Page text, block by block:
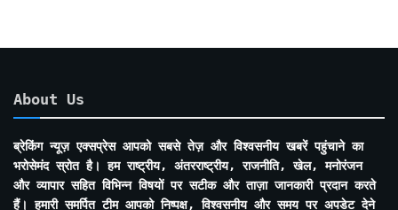
About Us
ब्रेकिंग न्यूज़ एक्सप्रेस आपको सबसे तेज़ और विश्वसनीय खबरें पहुंचाने का
भरोसेमंद स्रोत है। हम राष्ट्रीय, अंतरराष्ट्रीय, राजनीति, खेल, मनोरंजन
और व्यापार सहित विभिन्न विषयों पर सटीक और ताज़ा जानकारी प्रदान करते
हैं। हमारी समर्पित टीम आपको निष्पक्ष, विश्वसनीय और समय पर अपडेट देने